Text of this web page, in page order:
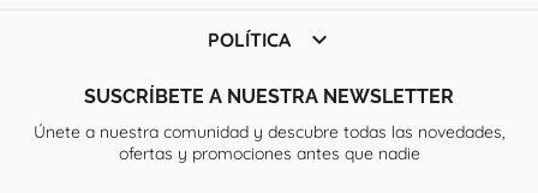
POLÍTICA 
SUSCRÍBETE A NUESTRA NEWSLETTER
Únete a nuestra comunidad y descubre todas las novedades,
ofertas y promociones antes que nadie